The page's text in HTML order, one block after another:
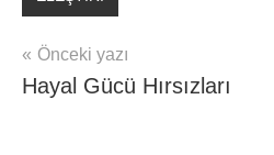
Yazı
gezinmesi
Önceki yazı
Hayal Gücü Hırsızları